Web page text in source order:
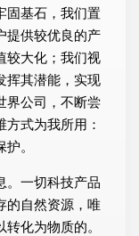
固基石，我们置
提供较优良的产
较大化；我们视
挥其潜能，实现
界公司，不断尝
式为我所用：
。
。一切科技产品
的自然资源，唯
化为物质的。